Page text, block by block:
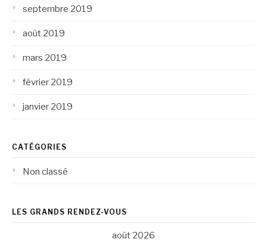
septembre 2019
août 2019
mars 2019
février 2019
janvier 2019
CATÉGORIES
Non classé
LES GRANDS RENDEZ-VOUS
août 2026